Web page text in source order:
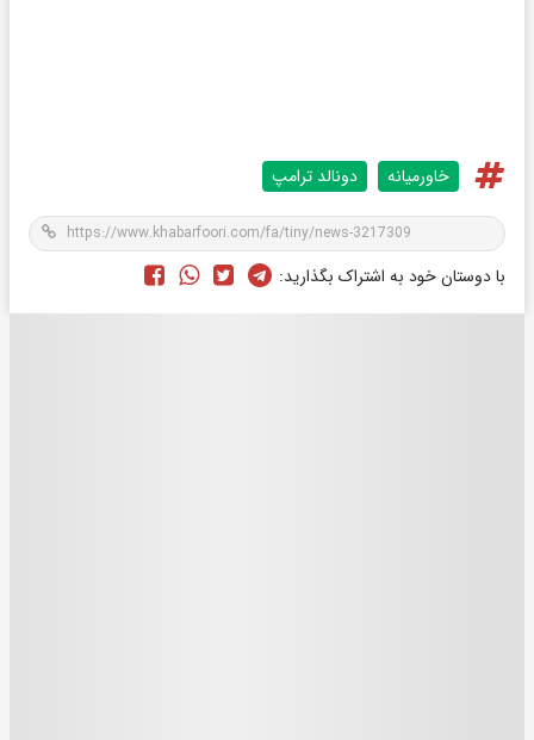
خاورمیانه دونالد ترامپ
با دوستان خود به اشتراک بگذارید: